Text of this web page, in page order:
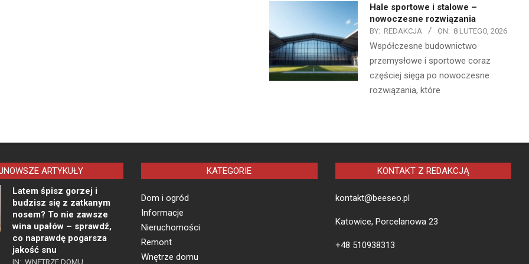
Hale sportowe i stalowe –
nowoczesne rozwiązania
BY: REDAKCJA ON: 8 LUTEGO, 2026
Współczesne budownictwo
przemysłowe i sportowe coraz
częściej sięga po nowoczesne
rozwiązania, które
ARTYKUŁY
Latem śpisz gorzej i
budzisz się z zatkanym
nosem? To nie zawsze
wina upałów – sprawdź,
co naprawdę pogarsza
jakość snu
IN: WNĘTRZE DOMU
KATEGORIE
Dom i ogród
Informacje
Nieruchomości
Remont
Wnętrze domu
KONTAKT Z REDAKCJĄ
kontakt@beeseo.pl
Katowice, Porcelanowa 23
+48 510938313